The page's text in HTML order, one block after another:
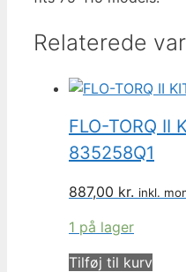
Relaterede
FLO-TORQ II
835258Q1
887,00 kr. inkl.
1 på lager
Tilføj til kurv